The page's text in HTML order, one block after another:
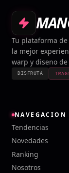
Tu plataforma
la mejor
warp y diseno
DISFRUTA
NAVEGACION
Tendencias
Novedades
Ranking
Nosotros